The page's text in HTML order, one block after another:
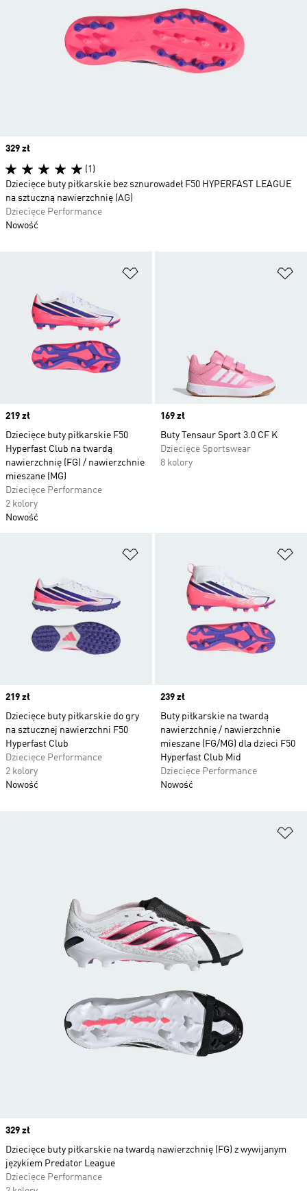
Price
219 zł
Dziecięce buty piłkarskie F50
Hyperfast Club na twardą
nawierzchnię (FG) / nawierzchnie
mieszane (MG)
Dziecięce Performance
2 kolory
Nowość
Price
169 zł
Buty Tensaur Sport 3.0 CF K
Dziecięce Sportswear
8 kolory
Price
219 zł
Dziecięce buty piłkarskie do gry
na sztucznej nawierzchni F50
Hyperfast Club
Dziecięce Performance
2 kolory
Nowość
Price
239 zł
Buty piłkarskie na twardą
nawierzchnię / nawierzchnie
mieszane (FG/MG) dla dzieci F50
Hyperfast Club Mid
Dziecięce Performance
Nowość
Price
329 zł
(1)
Dziecięce buty piłkarskie bez sznurowadeł F50 HYPERFAST LEAGUE
na sztuczną nawierzchnię (AG)
Dziecięce Performance
Nowość
Price
329 zł
Dziecięce buty piłkarskie na twardą nawierzchnię (FG) z wywijanym
językiem Predator League
Dziecięce Performance